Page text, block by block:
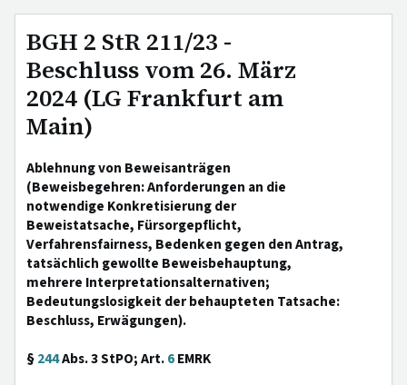
BGH 2 StR 211/23 -
Beschluss vom 26. März
2024 (LG Frankfurt am
Main)
Ablehnung von Beweisanträgen
(Beweisbegehren: Anforderungen an die
notwendige Konkretisierung der
Beweistatsache, Fürsorgepflicht,
Verfahrensfairness, Bedenken gegen den Antrag,
tatsächlich gewollte Beweisbehauptung,
mehrere Interpretationsalternativen;
Bedeutungslosigkeit der behaupteten Tatsache:
Beschluss, Erwägungen).
§244Abs. 3 StPO; Art.6EMRK